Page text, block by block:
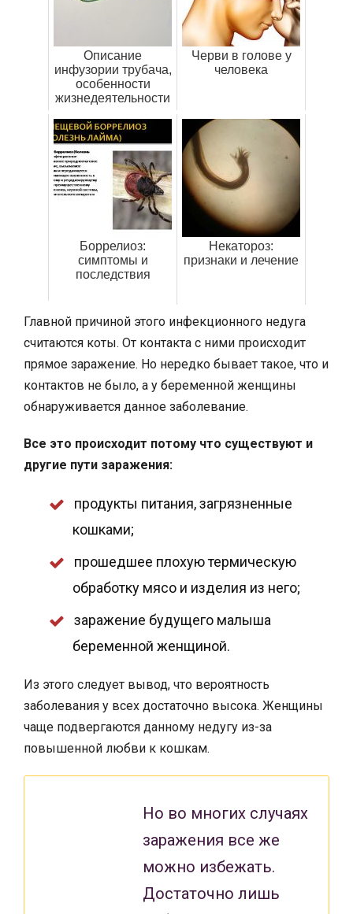
Описание
инфузории трубача,
особенности
жизнедеятельности
Черви в голове у
человека
Боррелиоз:
симптомы и
последствия
Некатороз:
признаки и лечение
Главной причиной этого инфекционного недуга
считаются коты. От контакта с ними происходит
прямое заражение. Но нередко бывает такое, что и
контактов не было, а у беременной женщины
обнаруживается данное заболевание.
Все это происходит потому что существуют и
другие пути заражения:
продукты питания, загрязненные
кошками;
прошедшее плохую термическую
обработку мясо и изделия из него;
заражение будущего малыша
беременной женщиной.
Из этого следует вывод, что вероятность
заболевания у всех достаточно высока. Женщины
чаще подвергаются данному недугу из-за
повышенной любви к кошкам.
Но во многих случаях
заражения все же
можно избежать.
Достаточно лишь